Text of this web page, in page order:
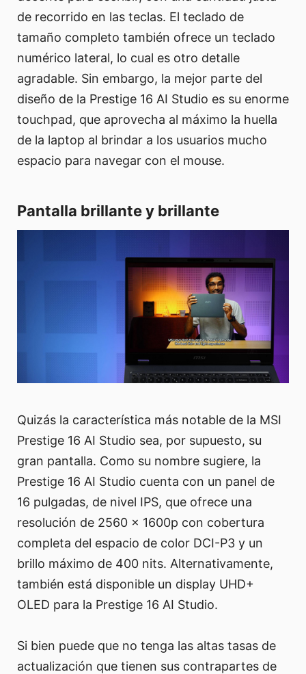
de recorrido en las teclas. El teclado de
tamaño completo también ofrece un teclado
numérico lateral, lo cual es otro detalle
agradable. Sin embargo, la mejor parte del
diseño de la Prestige 16 AI Studio es su enorme
touchpad, que aprovecha al máximo la huella
de la laptop al brindar a los usuarios mucho
espacio para navegar con el mouse.
Pantalla brillante y brillante
Quizás la característica más notable de la MSI
Prestige 16 AI Studio sea, por supuesto, su
gran pantalla. Como su nombre sugiere, la
Prestige 16 AI Studio cuenta con un panel de
16 pulgadas, de nivel IPS, que ofrece una
resolución de 2560 x 1600p con cobertura
completa del espacio de color DCI-P3 y un
brillo máximo de 400 nits. Alternativamente,
también está disponible un display UHD+
OLED para la Prestige 16 AI Studio.
Si bien puede que no tenga las altas tasas de
actualización que tienen sus contrapartes de